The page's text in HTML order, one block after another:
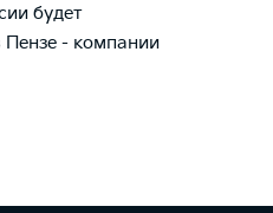
будет
Пензе - компании